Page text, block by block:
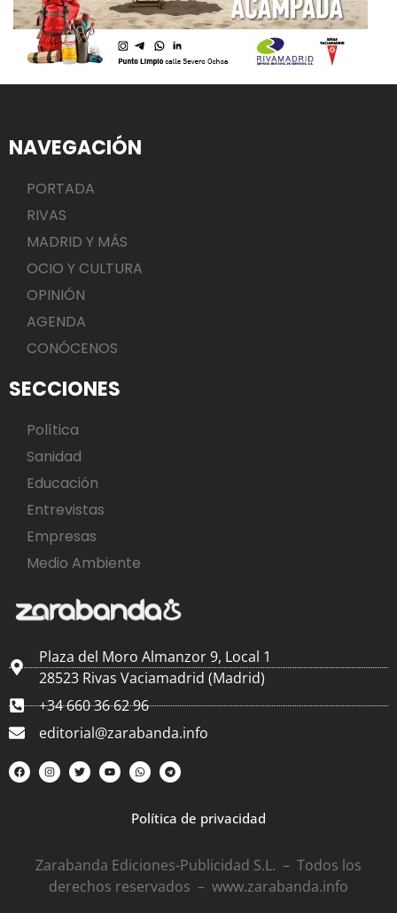
NAVEGACIÓN
PORTADA
RIVAS
MADRID Y MÁS
OCIO Y CULTURA
OPINIÓN
AGENDA
CONÓCENOS
SECCIONES
Política
Sanidad
Educación
Entrevistas
Empresas
Medio Ambiente
Plaza del Moro Almanzor 9, Local 1
28523 Rivas Vaciamadrid (Madrid)
+34 660 36 62 96
editorial@zarabanda.info
Política de privacidad
Zarabanda Ediciones-Publicidad S.L. – Todos los
derechos reservados – www.zarabanda.info